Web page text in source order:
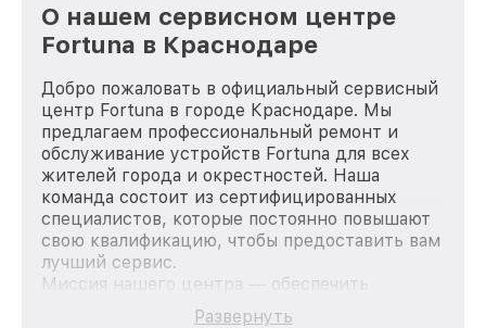
О нашем сервисном центре
Fortuna в Краснодаре
Добро пожаловать в официальный сервисный
центр Fortuna в городе Краснодаре. Мы
предлагаем профессиональный ремонт и
обслуживание устройств Fortuna для всех
жителей города и окрестностей. Наша
команда состоит из сертифицированных
специалистов, которые постоянно повышают
свою квалификацию, чтобы предоставить вам
лучший сервис.
Миссия нашего центра — обеспечить
качественный и доступный ремонт для
Развернуть